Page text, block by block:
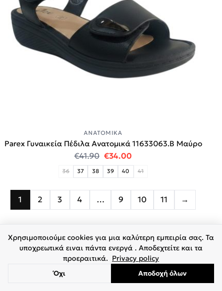
ΑΝΑΤΟΜΙΚΆ
Parex Γυναικεία Πέδιλα Ανατομικά 11633063.B Μαύρο
€41.90 Original price was: €41.90.
€34.00Η τρέχουσα τιμή
36 37 38 39 40 41
1 2 3 4 … 9 10 11 →
Χρησιμοποιούμε cookies για μια καλύτερη εμπειρία σας. Τα
υποχρεωτικά ειναι πάντα ενεργά . Αποδεχτείτε και τα
προεραιτικά. Privacy policy
Όχι Αποδοχή όλων